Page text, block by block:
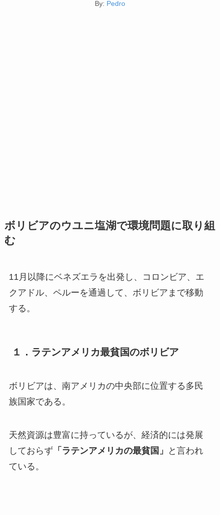
By: Pedro
ボリビアのウユニ塩湖で環境問題に取り組
む
11月以降にベネズエラを出発し、コロンビア、エ
クアドル、ペルーを通過して、ボリビアまで移動
する。
１．ラテンアメリカ最貧国のボリビア
ボリビアは、南アメリカの中央部に位置する多民
族国家である。
天然資源は豊富に持っているが、経済的には発展
しておらず「ラテンアメリカの最貧国」
と言われ
ている。